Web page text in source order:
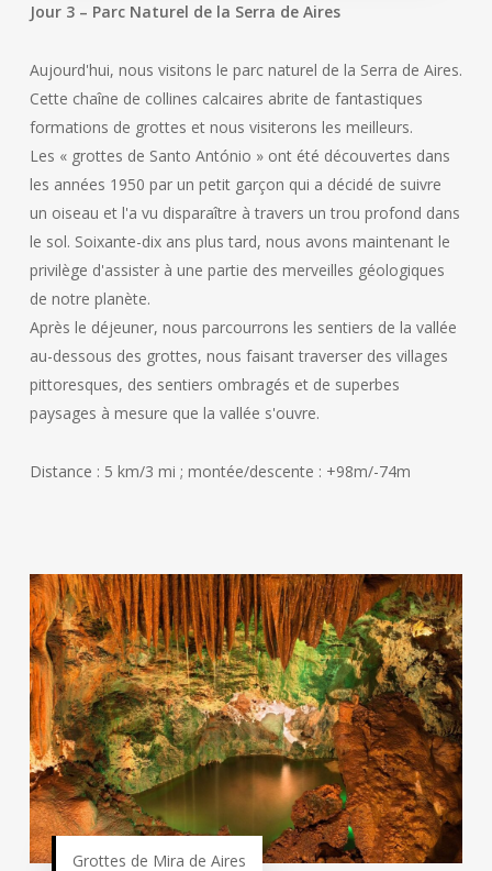
Jour 3 – Parc Naturel de la Serra de Aires
Aujourd'hui, nous visitons le parc naturel de la Serra de Aires.
Cette chaîne de collines calcaires abrite de fantastiques
formations de grottes et nous visiterons les meilleurs.
Les « grottes de Santo António » ont été découvertes dans
les années 1950 par un petit garçon qui a décidé de suivre
un oiseau et l'a vu disparaître à travers un trou profond dans
le sol. Soixante-dix ans plus tard, nous avons maintenant le
privilège d'assister à une partie des merveilles géologiques
de notre planète.
Après le déjeuner, nous parcourrons les sentiers de la vallée
au-dessous des grottes, nous faisant traverser des villages
pittoresques, des sentiers ombragés et de superbes
paysages à mesure que la vallée s'ouvre.
Distance : 5 km/3 mi ; montée/descente : +98m/-74m
Grottes de Mira de Aires